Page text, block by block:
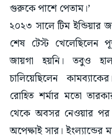
গুরুকে পাশে পেতাম।’
২০২৩ সালে টিম ইন্ডিয়ার
শেষ টেস্ট খেলেছিলেন
জায়গা হয়নি। তবুও হাল
চালিয়েছিলেন
রোহিত শর্মার মতো
থেকে অবসর নেওয়ার পর
অপেক্ষাই সার। ইংল্যান্ডের